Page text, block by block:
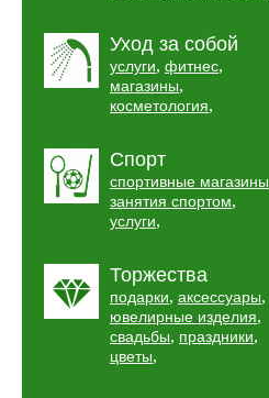
Уход за собой
услуги, фитнес,
магазины,
косметология,
Спорт
спортивные магазины
занятия спортом,
услуги,
Торжества
подарки, аксессуары,
ювелирные изделия,
свадьбы, праздники,
цветы,